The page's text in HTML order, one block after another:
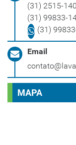
(31) 2515-
(31) 99833-
(31)
Email
MAPA